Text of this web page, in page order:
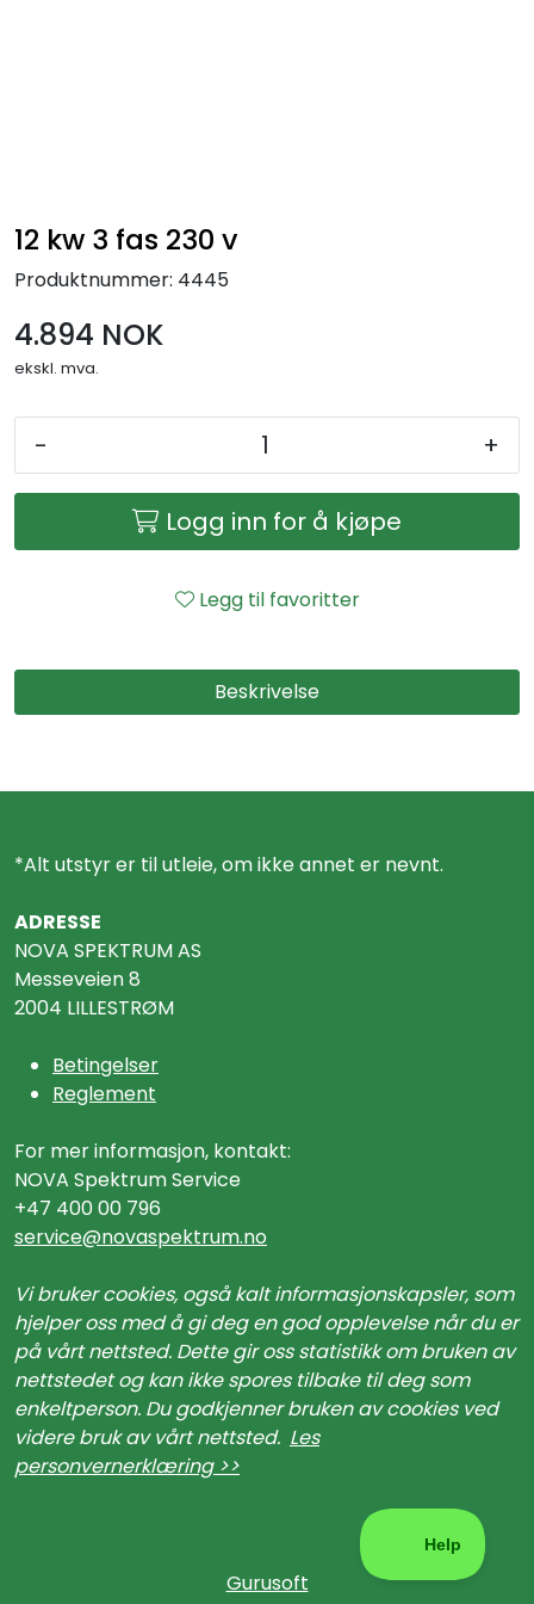
12 kw 3 fas 230 v
Produktnummer: 4445
4.894 NOK
ekskl. mva.
- +
Logg inn for å kjøpe
Legg til favoritter
Beskrivelse
*Alt utstyr er til utleie, om ikke annet er nevnt.
ADRESSE
NOVA SPEKTRUM AS
Messeveien 8
2004 LILLESTRØM
Betingelser
Reglement
For mer informasjon, kontakt:
NOVA Spektrum Service
+47 400 00 796
service@novaspektrum.no
Vi bruker cookies, også kalt informasjonskapsler, som
hjelper oss med å gi deg en god opplevelse når du er
på vårt nettsted. Dette gir oss statistikk om bruken av
nettstedet og kan ikke spores tilbake til deg som
enkeltperson. Du godkjenner bruken av cookies ved
videre bruk av vårt nettsted. Les
personvernerklæring >>
Gurusoft
Bestill mat til standen
Foto og video